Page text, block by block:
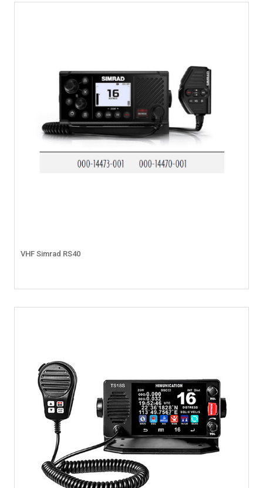
VHF Simrad RS40